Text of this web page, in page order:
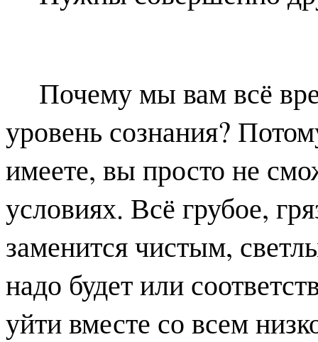
Почему мы вам всё
уровень сознания?
имеете, вы просто не
условиях. Всё грубое,
заменится чистым,
надо будет или
уйти вместе со всем